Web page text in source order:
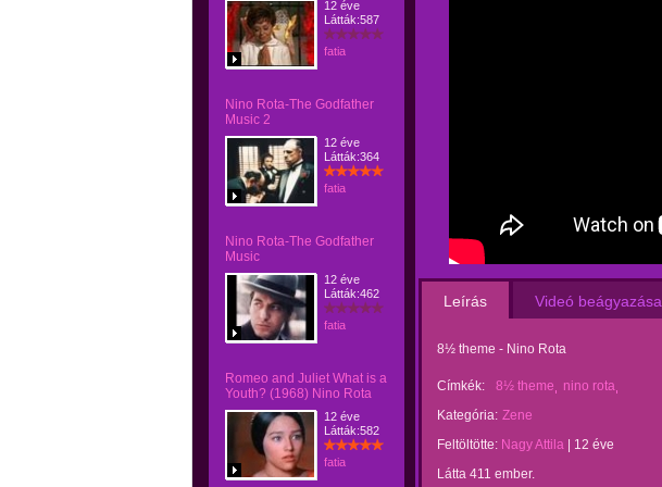
12 éve
Látták:587
fatia
Nino Rota-The Godfather
Music 2
12 éve
Látták:364
fatia
Nino Rota-The Godfather
Music
12 éve
Látták:462
fatia
Romeo and Juliet What is a
Youth? (1968) Nino Rota
12 éve
Látták:582
fatia
Leírás Videó beágyazása
8½ theme - Nino Rota
Címkék: 8½ theme
nino rota
Kategória: Zene
Feltöltötte: Nagy Attila
12 éve
Látta 411 ember.